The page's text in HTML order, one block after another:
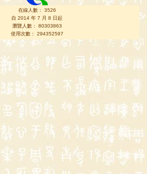
在線人數： 3526
自 2014 年 7 月 8 日起
瀏覽人數： 80303863
使用次數： 294352597